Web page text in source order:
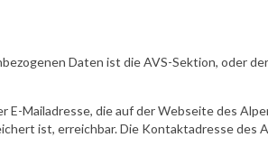
Daten ist die AVS-Sektion, oder
Mailadresse, die auf der Webseite des
ist, erreichbar. Die Kontaktadresse des